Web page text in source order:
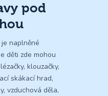
pod
naplněné
děti zde mohou
klouzačky,
skákací hrad,
vzduchová děla,